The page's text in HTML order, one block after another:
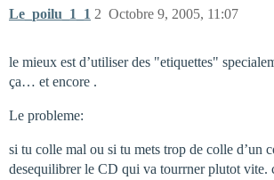
Le_poilu_1_1 Octobre 9, 2005, 11:07
2
le mieux est d’utiliser des "etiquettes"
ça… et encore .
Le probleme:
si tu colle mal ou si tu mets trop de colle d’un
desequilibrer le CD qui va tourrner plutot vite.